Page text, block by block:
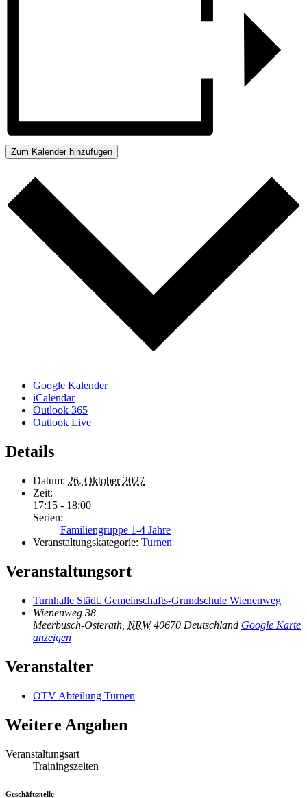
Zum Kalender hinzufügen
Google Kalender
iCalendar
Outlook 365
Outlook Live
Details
Datum: 26. Oktober 2027
Zeit:
17:15 - 18:00
Serien:
Familiengruppe 1-4 Jahre
Veranstaltungskategorie: Turnen
Veranstaltungsort
Turnhalle Städt. Gemeinschafts-Grundschule Wienenweg
Wienenweg 38
Meerbusch-Osterath NRW 40670 Deutschland Google Karte
anzeigen
Veranstalter
OTV Abteilung Turnen
Weitere Angaben
Veranstaltungsart
Trainingszeiten
Geschäftsstelle